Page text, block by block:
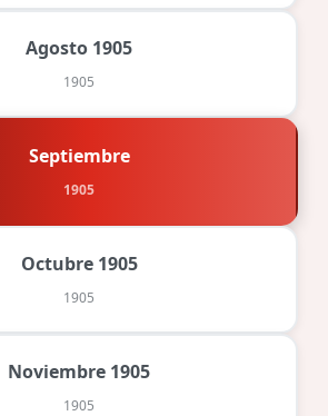
Agosto 1905
1905
Septiembre
1905
Octubre 1905
1905
Noviembre 1905
1905